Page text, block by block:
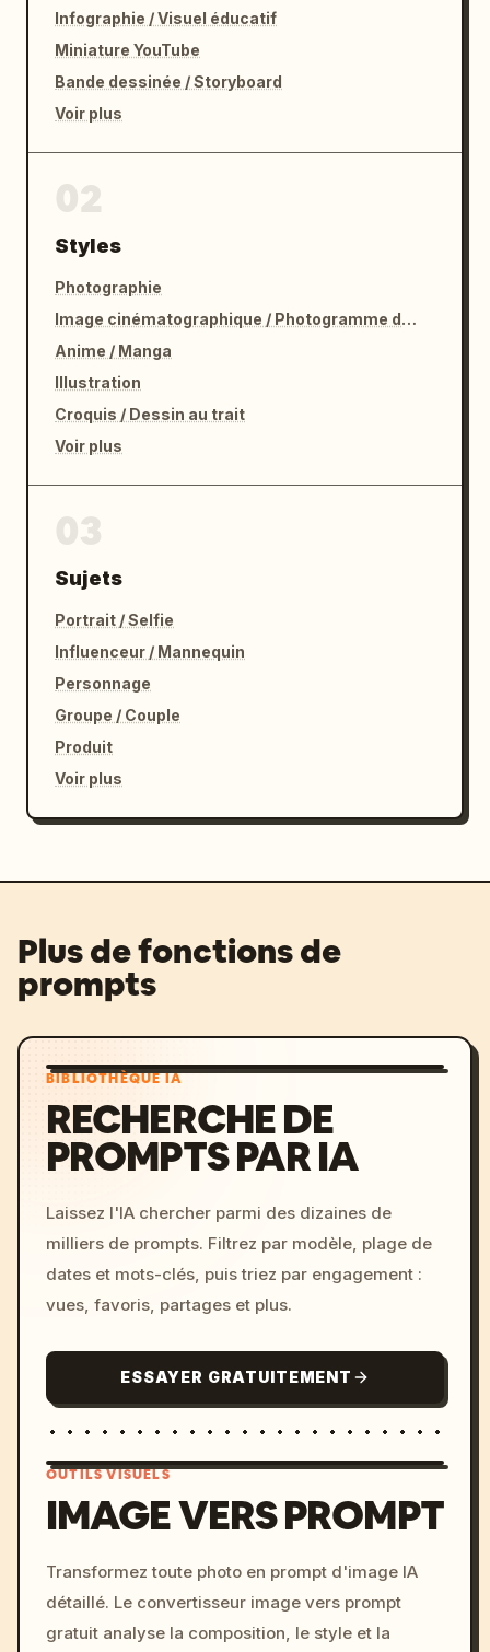
Infographie / Visuel éducatif
Miniature YouTube
Bande dessinée / Storyboard
Voir plus
Styles
Photographie
Image cinématographique / Photogramme de film
Anime / Manga
Illustration
Croquis / Dessin au trait
Voir plus
Sujets
Portrait / Selfie
Influenceur / Mannequin
Personnage
Groupe / Couple
Produit
Voir plus
Plus de fonctions de
prompts
BIBLIOTHÈQUE IA
RECHERCHE DE
PROMPTS PAR IA
Laissez l'IA chercher parmi des dizaines de
milliers de prompts. Filtrez par modèle, plage de
dates et mots-clés, puis triez par engagement :
vues, favoris, partages et plus.
ESSAYER GRATUITEMENT
c, cyberpunk sunset, neon
colors, 8k --v 6.0
OUTILS VISUELS
IMAGE VERS PROMPT
Transformez toute photo en prompt d'image IA
détaillé. Le convertisseur image vers prompt
gratuit analyse la composition, le style et la